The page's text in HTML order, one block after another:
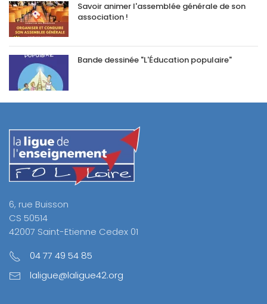
Savoir animer l'assemblée générale de son
association !
Bande dessinée "L'Éducation populaire"
6, rue Buisson
CS 50514
42007 Saint-Etienne Cedex 01
04 77 49 54 85
laligue@laligue42.org